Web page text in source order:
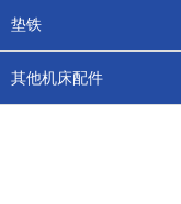
垫铁
其他机床配件